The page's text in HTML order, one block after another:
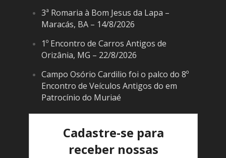
3ª Romaria à Bom Jesus da Lapa –
Maracás, BA – 14/8/2026
1º Encontro de Carros Antigos de
Orizânia, MG – 22/8/2026
Campo Osório Cardilio foi o palco do 8º
Encontro de Veículos Antigos do em
Patrocínio do Muriaé